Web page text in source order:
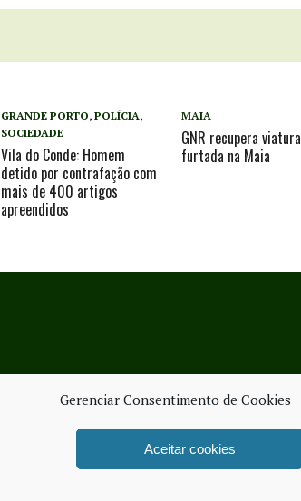
Gerenciar Consentimento de Cookies
Aceitar cookies
GRANDE PORTO,POLÍCIA,
SOCIEDADE
Vila do Conde: Homem
detido por contrafação com
mais de 400 artigos
apreendidos
MAIA
GNR recupera viatura
furtada na Maia